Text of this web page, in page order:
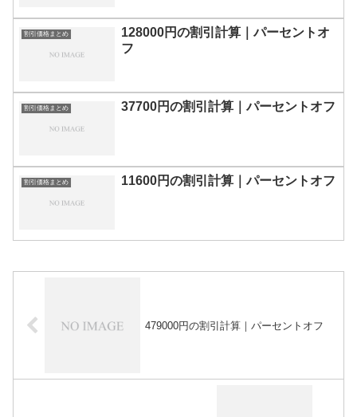
割引価格まとめ
128000円の割引計算｜パーセントオ
フ
割引価格まとめ 37700円の割引計算｜パーセントオフ
割引価格まとめ 11600円の割引計算｜パーセントオフ
479000円の割引計算｜パーセントオフ